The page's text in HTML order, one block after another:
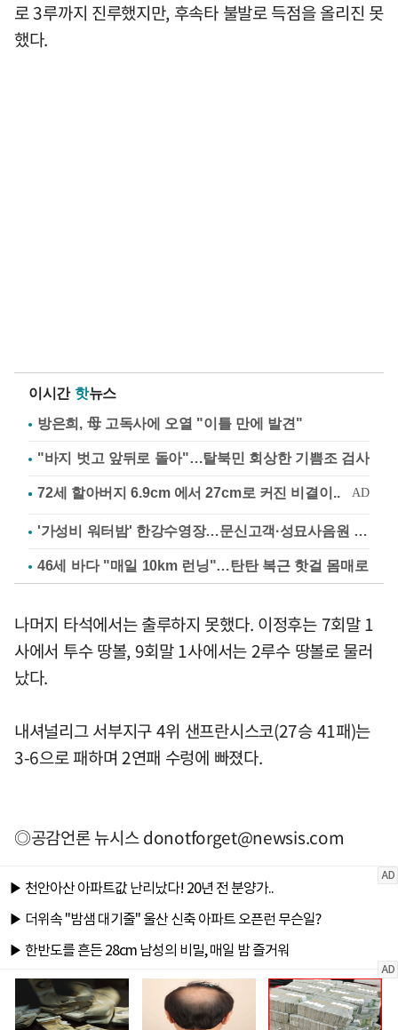
로 3루까지 진루했지만, 후속타 불발로 득점을 올리진 못
했다.
이시간 핫뉴스
방은희, 母 고독사에 오열 "이틀 만에 발견"
"바지 벗고 앞뒤로 돌아"…탈북민 회상한 기쁨조 검사
'가성비 워터밤' 한강수영장…문신고객·성묘사음원 민원
46세 바다 "매일 10km 런닝"…탄탄 복근 핫걸 몸매로
나머지 타석에서는 출루하지 못했다. 이정후는 7회말 1
사에서 투수 땅볼, 9회말 1사에서는 2루수 땅볼로 물러
났다.
내셔널리그 서부지구 4위 샌프란시스코(27승 41패)는
3-6으로 패하며 2연패 수렁에 빠졌다.
◎공감언론 뉴시스donotforget@newsis.com